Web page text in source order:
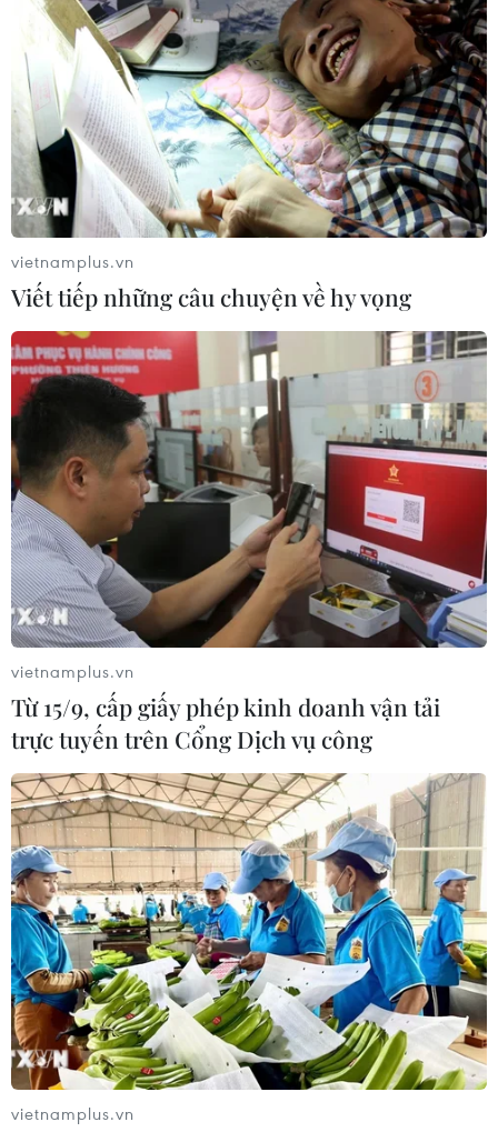
vietnamplus.vn
Viết tiếp những câu chuyện về hy vọng
vietnamplus.vn
Từ 15/9, cấp giấy phép kinh doanh vận tải
trực tuyến trên Cổng Dịch vụ công
vietnamplus.vn